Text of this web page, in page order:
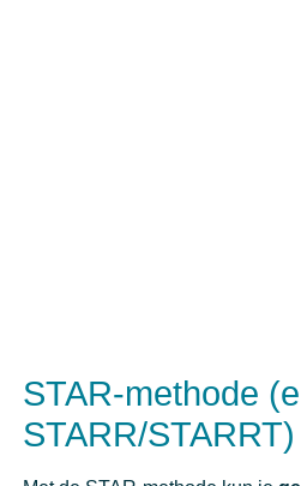
STAR-methode
STARR/STARRT)